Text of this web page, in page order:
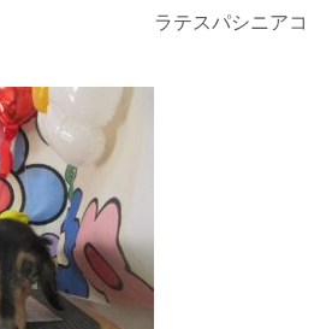
ラテスパシニアコ